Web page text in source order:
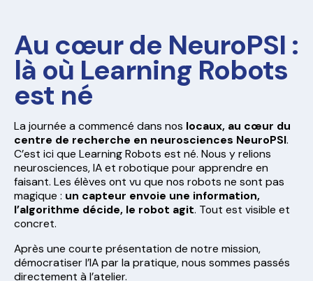
Au cœur de NeuroPSI :
là où Learning Robots
est né
La journée a commencé dans nos locaux, au cœur du
centre de recherche en neurosciences NeuroPSI.
C’est ici que Learning Robots est né. Nous y relions
neurosciences, IA et robotique pour apprendre en
faisant. Les élèves ont vu que nos robots ne sont pas
magique : un capteur envoie une information,
l’algorithme décide, le robot agit. Tout est visible et
concret.
Après une courte présentation de notre mission,
démocratiser l’IA par la pratique, nous sommes passés
directement à l’atelier.